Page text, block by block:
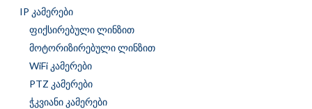
IP კამერები
ფიქსირებული ლინზით
მოტორიზირებული ლინზით
WiFi კამერები
PTZ კამერები
ჭკვიანი კამერები